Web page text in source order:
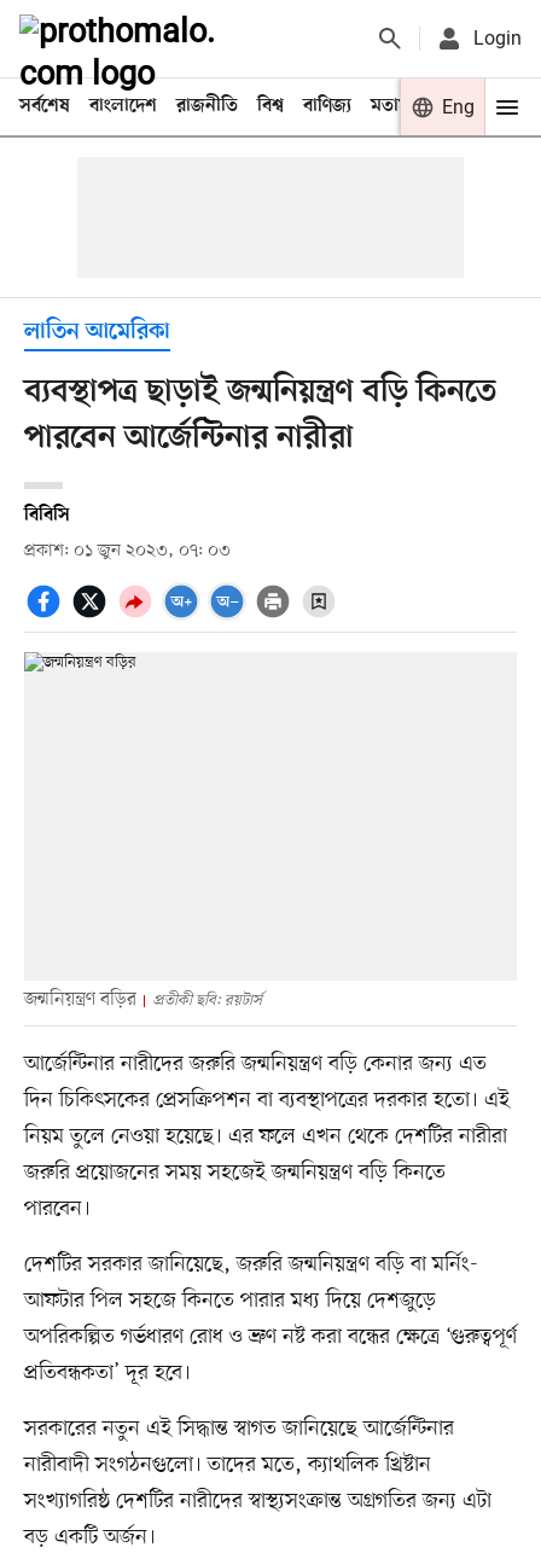
Login
সর্বশেষ বাংলাদেশ রাজনীতি বিশ্ব বাণিজ্য মতামত খেলা
Eng
লাতিন আমেরিকা
ব্যবস্থাপত্র ছাড়াই জন্মনিয়ন্ত্রণ বড়ি কিনতে
পারবেন আর্জেন্টিনার নারীরা
বিবিসি
প্রকাশ: ০১ জুন ২০২৩, ০৭: ০৩
জন্মনিয়ন্ত্রণ বড়ির প্রতীকী ছবি: রয়টার্স
আর্জেন্টিনার নারীদের জরুরি জন্মনিয়ন্ত্রণ বড়ি কেনার জন্য এত
দিন চিকিৎসকের প্রেসক্রিপশন বা ব্যবস্থাপত্রের দরকার হতো। এই
নিয়ম তুলে নেওয়া হয়েছে। এর ফলে এখন থেকে দেশটির নারীরা
জরুরি প্রয়োজনের সময় সহজেই জন্মনিয়ন্ত্রণ বড়ি কিনতে
পারবেন।
দেশটির সরকার জানিয়েছে, জরুরি জন্মনিয়ন্ত্রণ বড়ি বা মর্নিং-
আফটার পিল সহজে কিনতে পারার মধ্য দিয়ে দেশজুড়ে
অপরিকল্পিত গর্ভধারণ রোধ ও ভ্রুণ নষ্ট করা বন্ধের ক্ষেত্রে ‘গুরুত্বপূর্ণ
প্রতিবন্ধকতা’ দূর হবে।
সরকারের নতুন এই সিদ্ধান্ত স্বাগত জানিয়েছে আর্জেন্টিনার
নারীবাদী সংগঠনগুলো। তাদের মতে, ক্যাথলিক খ্রিষ্টান
সংখ্যাগরিষ্ঠ দেশটির নারীদের স্বাস্থ্যসংক্রান্ত অগ্রগতির জন্য এটা
বড় একটি অর্জন।